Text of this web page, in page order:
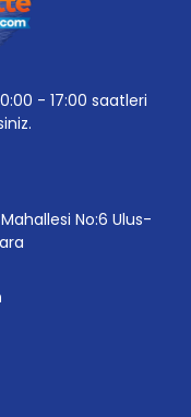
- 17:00 saatleri
No:6 Ulus-